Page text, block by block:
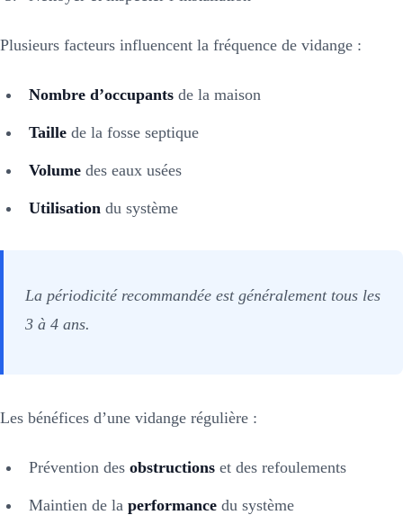
Plusieurs facteurs influencent la fréquence de vidange :
Nombre d’occupants de la maison
Taille de la fosse septique
Volume des eaux usées
Utilisation du système
La périodicité recommandée est généralement tous les
3 à 4 ans.
Les bénéfices d’une vidange régulière :
Prévention des obstructions et des refoulements
Maintien de la performance du système